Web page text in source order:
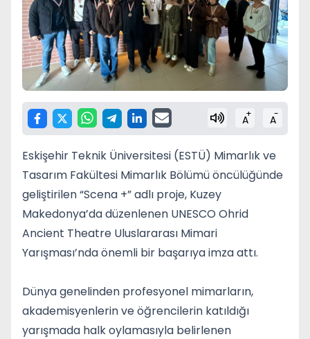
A+ A-
Eskişehir Teknik Üniversitesi (ESTÜ) Mimarlık ve
Tasarım Fakültesi Mimarlık Bölümü öncülüğünde
geliştirilen “Scena +” adlı proje, Kuzey
Makedonya’da düzenlenen UNESCO Ohrid
Ancient Theatre Uluslararası Mimari
Yarışması’nda önemli bir başarıya imza attı.
Dünya genelinden profesyonel mimarların,
akademisyenlerin ve öğrencilerin katıldığı
yarışmada halk oylamasıyla belirlenen